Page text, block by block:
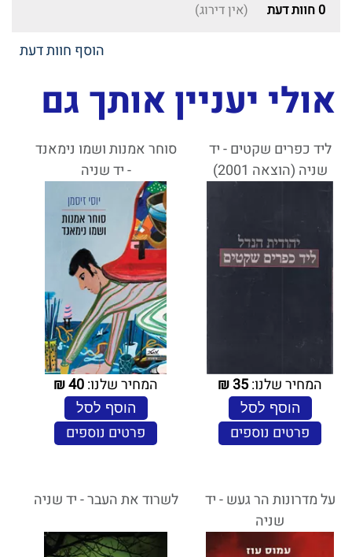
0 חוות דעת (אין דירוג)
הוסף חוות דעת
אולי יעניין אותך גם
ליד כפרים שקטים - יד
שניה (הוצאה 2001)
המחיר שלנו:35
₪
הוסף לסל
פרטים נוספים
סוחר אמנות ושמו נימאנד
- יד שניה
המחיר שלנו:40
₪
הוסף לסל
פרטים נוספים
על מדרונות הר געש - יד
שניה
לשרוד את העבר - יד שניה